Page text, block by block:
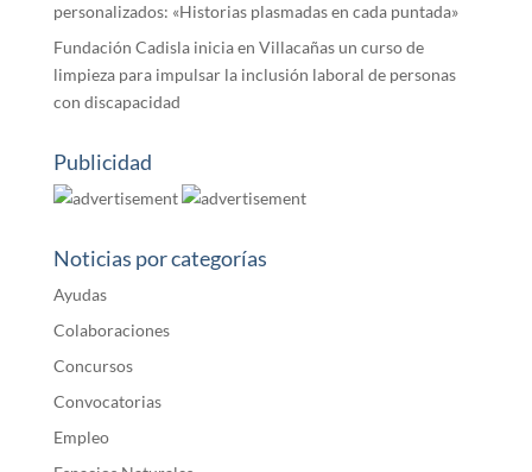
personalizados: «Historias plasmadas en cada puntada»
Fundación Cadisla inicia en Villacañas un curso de
limpieza para impulsar la inclusión laboral de personas
con discapacidad
Publicidad
Noticias por categorías
Ayudas
Colaboraciones
Concursos
Convocatorias
Empleo